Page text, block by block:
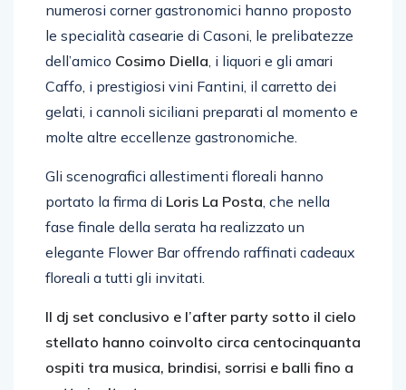
numerosi corner gastronomici hanno proposto
le specialità casearie di Casoni, le prelibatezze
dell’amico Cosimo Diella, i liquori e gli amari
Caffo, i prestigiosi vini Fantini, il carretto dei
gelati, i cannoli siciliani preparati al momento e
molte altre eccellenze gastronomiche.
Gli scenografici allestimenti floreali hanno
portato la firma di Loris La Posta, che nella
fase finale della serata ha realizzato un
elegante Flower Bar offrendo raffinati cadeaux
floreali a tutti gli invitati.
Il dj set conclusivo e l’after party sotto il cielo
stellato hanno coinvolto circa centocinquanta
ospiti tra musica, brindisi, sorrisi e balli fino a